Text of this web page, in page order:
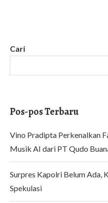
Cari
Pos-pos Terbaru
Vino Pradipta Perkenalkan
Musik AI dari PT Qudo
Surpres Kapolri Belum Ada,
Spekulasi